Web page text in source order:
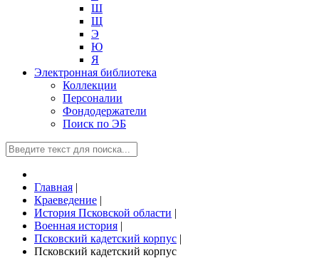
Ш
Щ
Э
Ю
Я
Электронная библиотека
Коллекции
Персоналии
Фондодержатели
Поиск по ЭБ
Главная |
Краеведение |
История Псковской области |
Военная история |
Псковский кадетский корпус |
Псковский кадетский корпус